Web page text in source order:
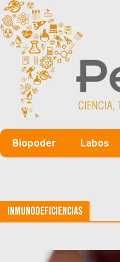
Biopoder Labos
Inmunodeficiencias